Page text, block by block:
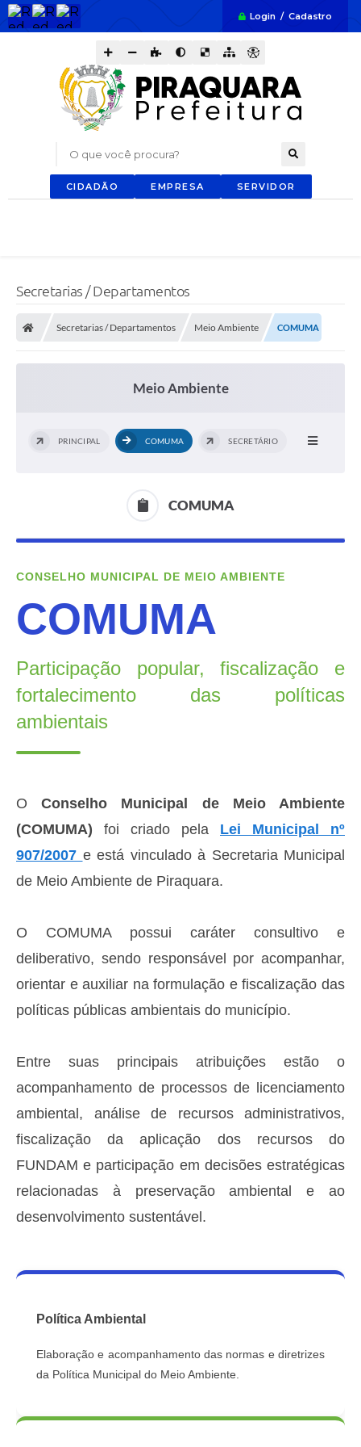
Login / Cadastro
O que você procura?
CIDADÃO EMPRESA SERVIDOR
Secretarias / Departamentos
Secretarias / Departamentos Meio Ambiente COMUMA
Meio Ambiente
PRINCIPAL COMUMA SECRETÁRIO
COMUMA
CONSELHO MUNICIPAL DE MEIO AMBIENTE
COMUMA
Participação popular, fiscalização e
fortalecimento das políticas
ambientais
OConselho Municipal de Meio Ambiente
(COMUMA) foi criado pela Lei Municipal nº
907/2007 e está vinculado à Secretaria Municipal
de Meio Ambiente de Piraquara.
O COMUMA possui caráter consultivo e
deliberativo, sendo responsável por acompanhar,
orientar e auxiliar na formulação e fiscalização das
políticas públicas ambientais do município.
Entre suas principais atribuições estão o
acompanhamento de processos de licenciamento
ambiental, análise de recursos administrativos,
fiscalização da aplicação dos recursos do
FUNDAM e participação em decisões estratégicas
relacionadas à preservação ambiental e ao
desenvolvimento sustentável.
Política Ambiental
Elaboração e acompanhamento das normas e diretrizes
da Política Municipal do Meio Ambiente.